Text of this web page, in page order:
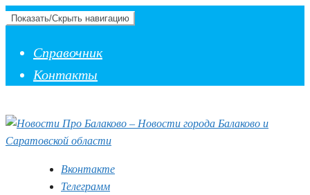
Показать/Скрыть навигацию
Справочник
Контакты
Вконтакте
Телеграмм